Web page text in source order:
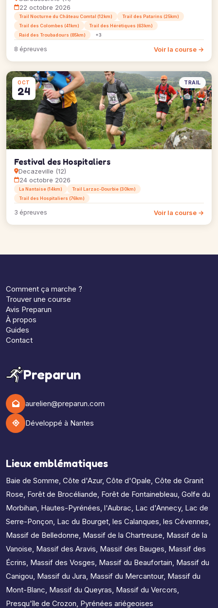
22 octobre 2026
Trail Nocturne du Château Comtal (12km)
Trail des Patarins (25km)
Trail des Colombes (41km)
Trail des Hérétiques (63km)
Raid des Troubadours (85km)
+3
8 épreuves Voir la course →
OCT
24
TRAIL
Festival des Hospitaliers
Decazeville (12)
24 octobre 2026
La Nantaise (14km)
Trail Larzac-Dourbie (30km)
Trail des Hospitaliers (76km)
3 épreuves Voir la course →
Comment ça marche ?
Trouver une course
Avis Preparun
À propos
Guides
Contact
Preparun
aurelien@preparun.com
Développé à Nantes
Lieux emblématiques
Baie de Somme, Côte d'Azur, Côte d'Opale, Côte de Granit
Rose, Forêt de Brocéliande, Forêt de Fontainebleau, Golfe du
Morbihan, Hautes-Pyrénées, l'Aubrac, Lac d'Annecy, Lac de
Serre-Ponçon, Lac du Bourget, les Calanques, les Cévennes,
Massif de Belledonne, Massif de la Chartreuse, Massif de la
Vanoise, Massif des Aravis, Massif des Bauges, Massif des
Écrins, Massif des Vosges, Massif du Beaufortain, Massif du
Canigou, Massif du Jura, Massif du Mercantour, Massif du
Mont-Blanc, Massif du Queyras, Massif du Vercors,
Presqu'île de Crozon, Pyrénées ariégeoises